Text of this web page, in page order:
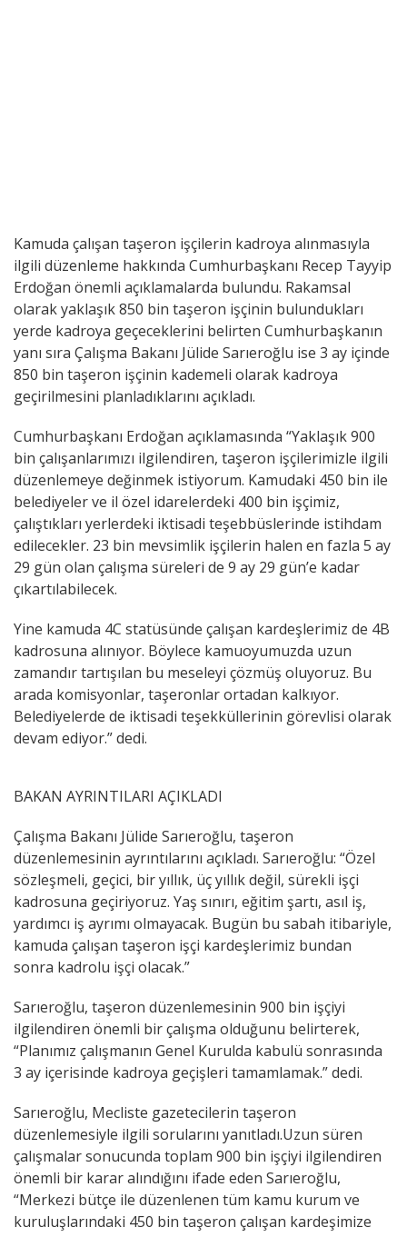
Kamuda çalışan taşeron işçilerin kadroya alınmasıyla
ilgili düzenleme hakkında Cumhurbaşkanı Recep Tayyip
Erdoğan önemli açıklamalarda bulundu. Rakamsal
olarak yaklaşık 850 bin taşeron işçinin bulundukları
yerde kadroya geçeceklerini belirten Cumhurbaşkanın
yanı sıra Çalışma Bakanı Jülide Sarıeroğlu ise 3 ay içinde
850 bin taşeron işçinin kademeli olarak kadroya
geçirilmesini planladıklarını açıkladı.
Cumhurbaşkanı Erdoğan açıklamasında “Yaklaşık 900
bin çalışanlarımızı ilgilendiren, taşeron işçilerimizle ilgili
düzenlemeye değinmek istiyorum. Kamudaki 450 bin ile
belediyeler ve il özel idarelerdeki 400 bin işçimiz,
çalıştıkları yerlerdeki iktisadi teşebbüslerinde istihdam
edilecekler. 23 bin mevsimlik işçilerin halen en fazla 5 ay
29 gün olan çalışma süreleri de 9 ay 29 gün’e kadar
çıkartılabilecek.
Yine kamuda 4C statüsünde çalışan kardeşlerimiz de 4B
kadrosuna alınıyor. Böylece kamuoyumuzda uzun
zamandır tartışılan bu meseleyi çözmüş oluyoruz. Bu
arada komisyonlar, taşeronlar ortadan kalkıyor.
Belediyelerde de iktisadi teşekküllerinin görevlisi olarak
devam ediyor.” dedi.
BAKAN AYRINTILARI AÇIKLADI
Çalışma Bakanı Jülide Sarıeroğlu, taşeron
düzenlemesinin ayrıntılarını açıkladı. Sarıeroğlu: “Özel
sözleşmeli, geçici, bir yıllık, üç yıllık değil, sürekli işçi
kadrosuna geçiriyoruz. Yaş sınırı, eğitim şartı, asıl iş,
yardımcı iş ayrımı olmayacak. Bugün bu sabah itibariyle,
kamuda çalışan taşeron işçi kardeşlerimiz bundan
sonra kadrolu işçi olacak.”
Sarıeroğlu, taşeron düzenlemesinin 900 bin işçiyi
ilgilendiren önemli bir çalışma olduğunu belirterek,
“Planımız çalışmanın Genel Kurulda kabulü sonrasında
3 ay içerisinde kadroya geçişleri tamamlamak.” dedi.
Sarıeroğlu, Mecliste gazetecilerin taşeron
düzenlemesiyle ilgili sorularını yanıtladı.Uzun süren
çalışmalar sonucunda toplam 900 bin işçiyi ilgilendiren
önemli bir karar alındığını ifade eden Sarıeroğlu,
“Merkezi bütçe ile düzenlenen tüm kamu kurum ve
kuruluşlarındaki 450 bin taşeron çalışan kardeşimize